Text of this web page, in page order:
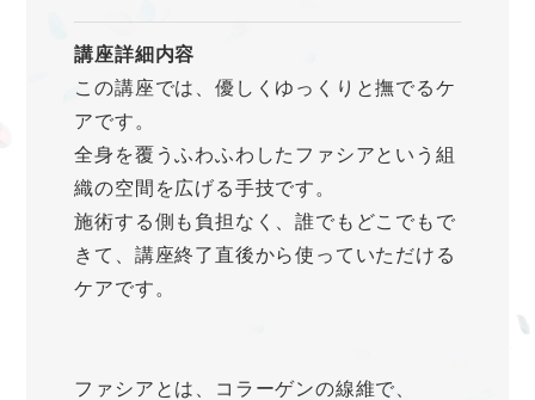
講座詳細内容
この講座では、優しくゆっくりと撫でるケ
アです。
全身を覆うふわふわしたファシアという組
織の空間を広げる手技です。
施術する側も負担なく、誰でもどこでもで
きて、講座終了直後から使っていただける
ケアです。
ファシアとは、コラーゲンの線維で、